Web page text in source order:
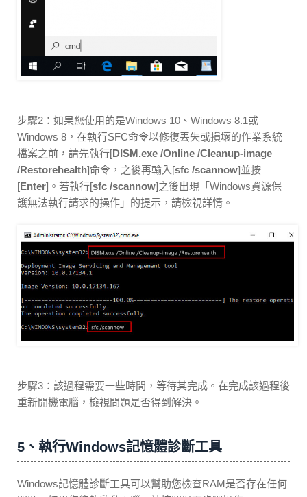
步驟2：如果您使用的是Windows 10、Windows 8.1或
Windows 8，在執行SFC命令以修復丟失或損壞的作業系統
檔案之前，請先執行[DISM.exe /Online /Cleanup-image
/Restorehealth]命令，之後再輸入[sfc /scannow]並按
[Enter]。若執行[sfc /scannow]之後出現「Windows資源保
護無法執行請求的操作」的提示，請檢視詳情。
步驟3：該過程需要一些時間，等待其完成。在完成該過程後
重新開機電腦，檢視問題是否得到解決。
5、執行Windows記憶體診斷工具
Windows記憶體診斷工具可以幫助您檢查RAM是否存在任何